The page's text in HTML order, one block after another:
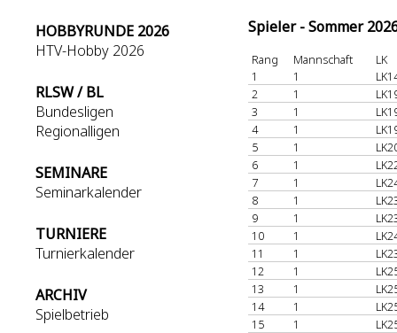
HOBBYRUNDE 2026
HTV-Hobby 2026
RLSW / BL
Bundesligen
Regionalligen
SEMINARE
Seminarkalender
TURNIERE
Turnierkalender
ARCHIV
Spielbetrieb
Spieler - Sommer
Rang Mannschaft
LK
1
1
2
1
3
1
4
1
5
1
6
1
7
1
8
1
9
1
10
1
11
1
12
1
13
1
14
1
15
1